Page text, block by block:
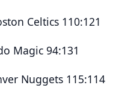
Celtics 110:121
Magic 94:131
Nuggets 115:114